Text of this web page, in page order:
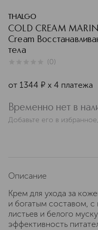
THALGO
COLD CREAM
Cream
тела
(0)
от 1344 ¤ х 4 платежа
Временно нет в
Добавьте его в
Описание
Крем для ухода за
и богатым составом, с
листьев и белого
эффективность